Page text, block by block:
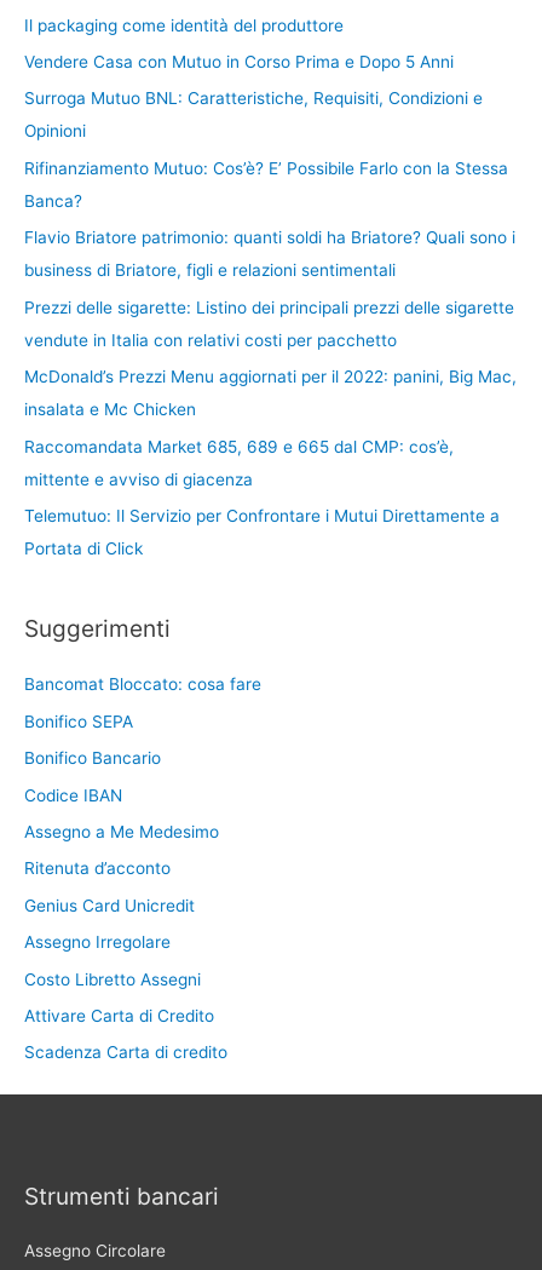
Il packaging come identità del produttore
Vendere Casa con Mutuo in Corso Prima e Dopo 5 Anni
Surroga Mutuo BNL: Caratteristiche, Requisiti, Condizioni e
Opinioni
Rifinanziamento Mutuo: Cos’è? E’ Possibile Farlo con la Stessa
Banca?
Flavio Briatore patrimonio: quanti soldi ha Briatore? Quali sono i
business di Briatore, figli e relazioni sentimentali
Prezzi delle sigarette: Listino dei principali prezzi delle sigarette
vendute in Italia con relativi costi per pacchetto
McDonald’s Prezzi Menu aggiornati per il 2022: panini, Big Mac,
insalata e Mc Chicken
Raccomandata Market 685, 689 e 665 dal CMP: cos’è,
mittente e avviso di giacenza
Telemutuo: Il Servizio per Confrontare i Mutui Direttamente a
Portata di Click
Suggerimenti
Bancomat Bloccato: cosa fare
Bonifico SEPA
Bonifico Bancario
Codice IBAN
Assegno a Me Medesimo
Ritenuta d’acconto
Genius Card Unicredit
Assegno Irregolare
Costo Libretto Assegni
Attivare Carta di Credito
Scadenza Carta di credito
Strumenti bancari
Assegno Circolare